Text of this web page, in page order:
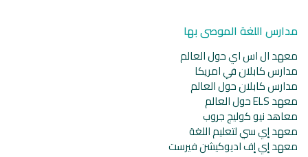
مدارس اللغة الموصى بها
معهد ال اس اي حول العالم
مدارس كابلان في امريكا
مدارس كابلان حول العالم
معهد ELS حول العالم
معاهد نيو كوليج جروب
معهد إي سي لتعليم اللغة
معهد إي إف اديوكيشن فيرست